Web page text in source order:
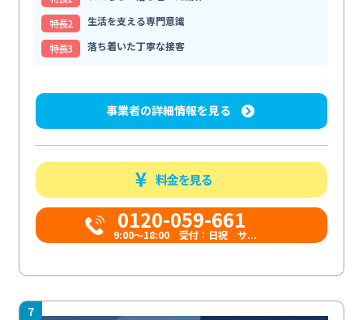
特⻑2
生活を支える専門意識
特⻑3
落ち着いた丁寧な接客
事業者の詳細情報を見る
料金を見る
0120-059-661
9:00〜18:00 受付：日祝 サ...
7